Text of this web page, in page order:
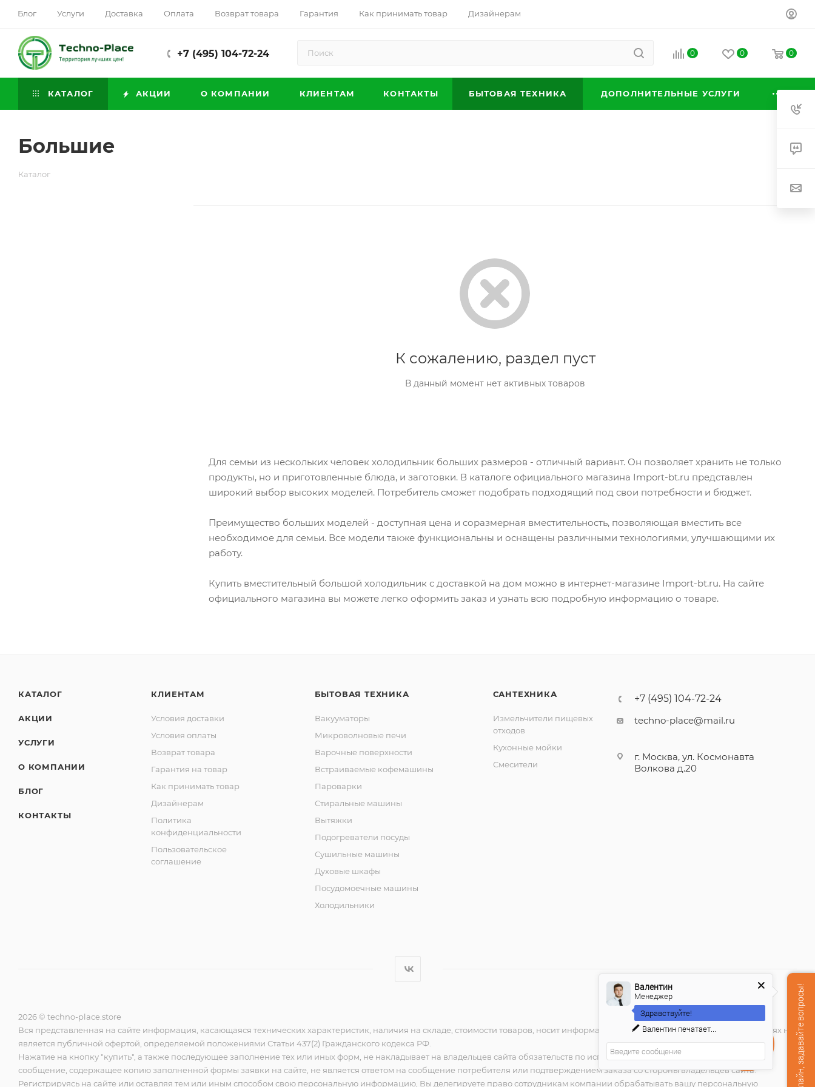
Блог Услуги Доставка Оплата Возврат товара Гарантия Как принимать товар Дизайнерам
+7 (495) 104-72-24 0 0 0
КАТАЛОГ АКЦИИ О КОМПАНИИ КЛИЕНТАМ КОНТАКТЫ БЫТОВАЯ ТЕХНИКА ДОПОЛНИТЕЛЬНЫЕ УСЛУГИ
Большие
Каталог
К сожалению, раздел пуст
В данный момент нет активных товаров
Для семьи из нескольких человек холодильник больших размеров - отличный вариант. Он позволяет хранить не только
продукты, но и приготовленные блюда, и заготовки. В каталоге официального магазина Import-bt.ru представлен
широкий выбор высоких моделей. Потребитель сможет подобрать подходящий под свои потребности и бюджет.
Преимущество больших моделей - доступная цена и соразмерная вместительность, позволяющая вместить все
необходимое для семьи. Все модели также функциональны и оснащены различными технологиями, улучшающими их
работу.
Купить вместительный большой холодильник с доставкой на дом можно в интернет-магазине Import-bt.ru. На сайте
официального магазина вы можете легко оформить заказ и узнать всю подробную информацию о товаре.
КАТАЛОГ
АКЦИИ
УСЛУГИ
О КОМПАНИИ
БЛОГ
КОНТАКТЫ
КЛИЕНТАМ
Условия доставки
Условия оплаты
Возврат товара
Гарантия на товар
Как принимать товар
Дизайнерам
Политика
конфиденциальности
Пользовательское
соглашение
БЫТОВАЯ ТЕХНИКА
Вакууматоры
Микроволновые печи
Варочные поверхности
Встраиваемые кофемашины
Пароварки
Стиральные машины
Вытяжки
Подогреватели посуды
Сушильные машины
Духовые шкафы
Посудомоечные машины
Холодильники
САНТЕХНИКА
Измельчители пищевых
отходов
Кухонные мойки
Смесители
+7 (495) 104-72-24
techno-place@mail.ru
г. Москва, ул. Космонавта
Волкова д.20
2026 © techno-place.store
Вся представленная на сайте информация, касающаяся технических характеристик, наличия на складе, стоимости товаров, носит информационный характер и ни при каких условиях не
является публичной офертой, определяемой положениями Статьи 437(2) Гражданского кодекса РФ.
Нажатие на кнопку "купить", а также последующее заполнение тех или иных форм, не накладывает на владельцев сайта обязательств по исполнению заказа. Присланное по e-mail
сообщение, содержащее копию заполненной формы заявки на сайте, не является ответом на сообщение потребителя или подтверждением заказа со стороны владельцев сайта.
Регистрируясь на сайте или оставляя тем или иным способом свою персональную информацию, Вы делегируете право сотрудникам компании обрабатывать вашу персональную
Мы онлайн, задавайте вопросы!
Валентин
Менеджер
Здравствуйте!
Валентин печатает...